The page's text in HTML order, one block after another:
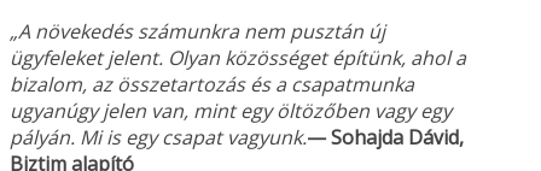
„A növekedés számunkra nem pusztán új
ügyfeleket jelent. Olyan közösséget építünk, ahol a
bizalom, az összetartozás és a csapatmunka
ugyanúgy jelen van, mint egy öltözőben vagy egy
pályán. Mi is egy csapat vagyunk.— Sohajda Dávid,
Biztim alapító